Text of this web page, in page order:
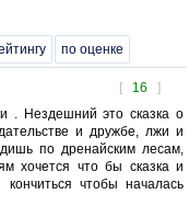
по оценке
[ 16 ]
. Нездешний это сказка о
и дружбе, лжи и
по дренайским лесам,
хочется что бы сказка и
чтобы началась